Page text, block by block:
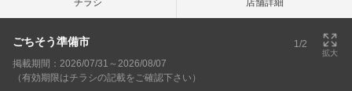
ごちそう準備市 1/2
拡大
掲載期間：2026/07/31～2026/08/07
（有効期限はチラシの記載をご確認下さい）